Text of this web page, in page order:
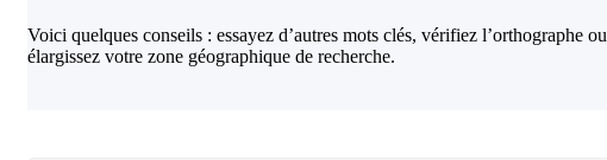
Voici quelques conseils : essayez d’autres mots clés, vérifiez l’orthographe ou
élargissez votre zone géographique de recherche.